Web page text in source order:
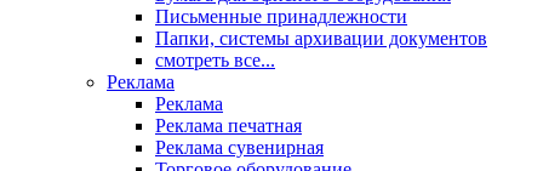
Письменные принадлежности
Папки, системы архивации документов
смотреть все...
Реклама
Реклама
Реклама печатная
Реклама сувенирная